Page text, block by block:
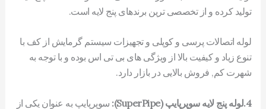
تولید کرده و از تخصصی ترین برندهای پنج لایه است.
لوله اتصالات پرسی و کوپلی و تجهیزات سیستم گرمایش از کف با
تنوع زیاد و کیفیت بالا از ویژگی های بی تی اس بوده و با توجه به
شهرت کم, فروش بالایی در بازار دارد.
4.لوله پنج لایه سوپرپایپ (SuperPipe): سوپرپایپ به عنوان یکی از